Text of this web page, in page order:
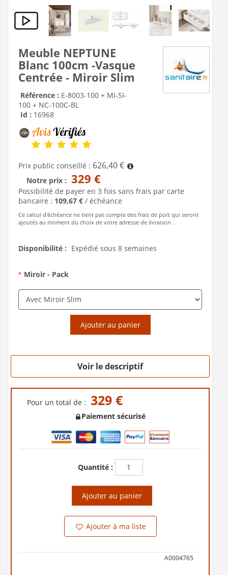
Meuble NEPTUNE
Blanc 100cm -Vasque
Centrée - Miroir Slim
Référence : E-8003-100 + MI-SI-
100 + NC-100C-BL
Id : 16968
Prix public conseillé : 626,40 €
Notre prix : 329 €
Possibilité de payer en 3 fois sans frais par carte
bancaire : 109,67 € / échéance
Ce calcul d'échéance ne tient pas compte des frais de port qui seront
ajoutés au moment du choix de votre adresse de livraison .
Disponibilité : Expédié sous 8 semaines
* Miroir - Pack
Ajouter au panier
Voir le descriptif
Pour un total de : 329 €
Paiement sécurisé
Quantité :
Ajouter au panier
Ajouter à ma liste
A0004765